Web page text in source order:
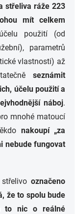
střeliva ráže 223
mít celkem
použití (od
parametrů
vlastnosti) až
seznámit
účelu použití a
náboj.
mnohé matoucí
nakoupí „za
nebude fungovat
označeno
že to spolu bude
to nic o reálné